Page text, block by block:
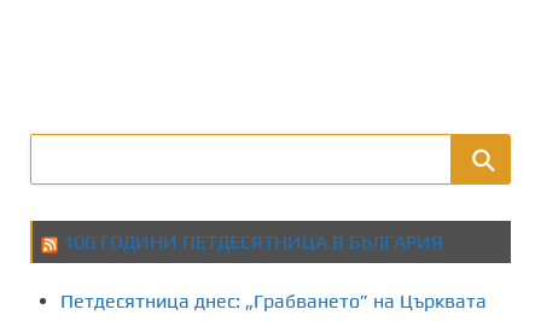
100 ГОДИНИ ПЕТДЕСЯТНИЦА В БЪЛГАРИЯ
Петдесятница днес: „Грабването” на Църквата